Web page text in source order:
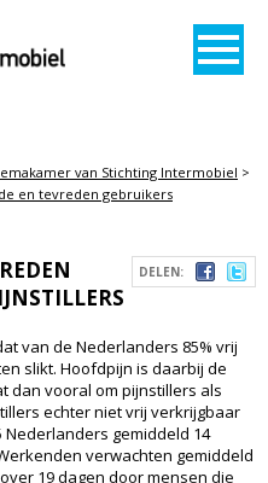
van Stichting Intermobiel >
en tevreden gebruikers
DELEN:
van de Nederlanders 85% vrij
slikt. Hoofdpijn is daarbij de
dan vooral om pijnstillers als
echter niet vrij verkrijgbaar
gemiddeld 14
verwachten gemiddeld
19 dagen door mensen die